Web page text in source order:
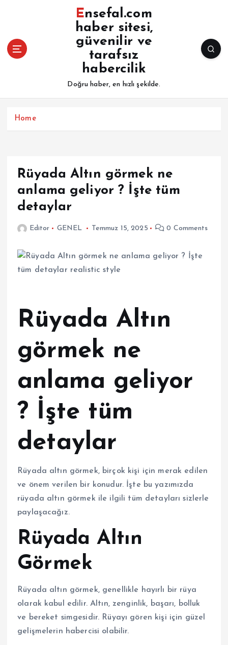
t
Ensefal.com
haber sitesi,
güvenilir ve
tarafsız
habercilik
Doğru haber, en hızlı şekilde.
Home
Rüyada Altın görmek ne
anlama geliyor ? İşte tüm
detaylar
Editor GENEL Temmuz 15, 2025 0 Comments
Rüyada Altın
görmek ne
anlama geliyor
? İşte tüm
detaylar
Rüyada altın görmek, birçok kişi için merak edilen
ve önem verilen bir konudur. İşte bu yazımızda
rüyada altın görmek ile ilgili tüm detayları sizlerle
paylaşacağız.
Rüyada Altın
Görmek
Rüyada altın görmek, genellikle hayırlı bir rüya
olarak kabul edilir. Altın, zenginlik, başarı, bolluk
ve bereket simgesidir. Rüyayı gören kişi için güzel
gelişmelerin habercisi olabilir.